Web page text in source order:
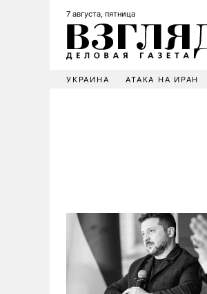
7 августа, пятница
УКРАИНА АТАКА НА ИРАН